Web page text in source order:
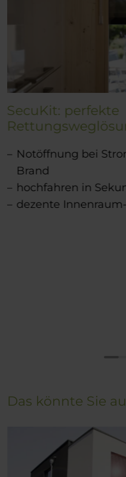
SecuKit: perfekte
Notöffnung bei
Brand
hochfahren in
dezente
Das könnte Sie